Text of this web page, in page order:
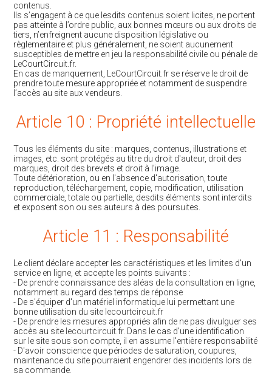
contenus.
Ils s’engagent à ce que lesdits contenus soient licites, ne portent
pas atteinte à l’ordre public, aux bonnes mœurs ou aux droits de
tiers, n’enfreignent aucune disposition législative ou
règlementaire et plus généralement, ne soient aucunement
susceptibles de mettre en jeu la responsabilité civile ou pénale de
LeCourtCircuit.fr.
En cas de manquement, LeCourtCircuit.fr se réserve le droit de
prendre toute mesure appropriée et notamment de suspendre
l’accès au site aux vendeurs.
Article 10 : Propriété intellectuelle
Tous les éléments du site : marques, contenus, illustrations et
images, etc. sont protégés au titre du droit d'auteur, droit des
marques, droit des brevets et droit à l'image.
Toute détérioration, ou en l'absence d'autorisation, toute
reproduction, téléchargement, copie, modification, utilisation
commerciale, totale ou partielle, desdits éléments sont interdits
et exposent son ou ses auteurs à des poursuites.
Article 11 : Responsabilité
Le client déclare accepter les caractéristiques et les limites d'un
service en ligne, et accepte les points suivants :
- De prendre connaissance des aléas de la consultation en ligne,
notamment au regard des temps de réponse
- De s'équiper d'un matériel informatique lui permettant une
bonne utilisation du site lecourtcircuit.fr
- De prendre les mesures appropriés afin de ne pas divulguer ses
accès au site lecourtcircuit.fr. Dans le cas d'une identification
sur le site sous son compte, il en assume l'entière responsabilité
- D'avoir conscience que périodes de saturation, coupures,
maintenance du site pourraient engendrer des incidents lors de
sa commande.